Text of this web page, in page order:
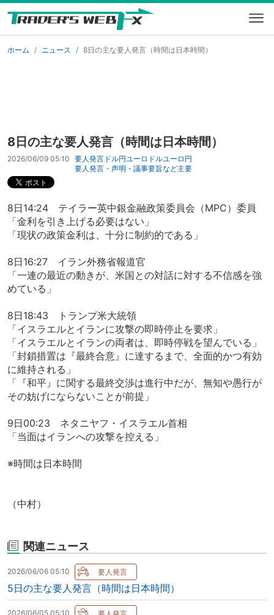
ホーム ニュース 8日の主な要人発言（時間は日本時間）
8日の主な要人発言（時間は日本時間）
2026/06/09 05:10 要人発言 ドル円ユーロドルユーロ円
要人発言・声明・議事要旨など主要
8日14:24 テイラー英中銀金融政策委員会（MPC）委員
「金利を引き上げる必要はない」
「現状の政策金利は、十分に制約的である」
8日16:27 イラン外務省報道官
「一連の最近の動きが、米国との対話に対する不信感を強
めている」
8日18:43 トランプ米大統領
「イスラエルとイランに攻撃の即時停止を要求」
「イスラエルとイランの両者は、即時停戦を望んでいる」
「封鎖措置は『最終合意』に達するまで、全面的かつ有効
に維持される」
「『和平』に関する最終交渉は進行中だが、無知や愚行が
その妨げにならないことが前提」
9日00:23 ネタニヤフ・イスラエル首相
「当面はイランへの攻撃を控える」
※時間は日本時間
（中村）
関連ニュース
2026/06/06 05:10
5日の主な要人発言（時間は日本時間）
2026/06/05 05:10